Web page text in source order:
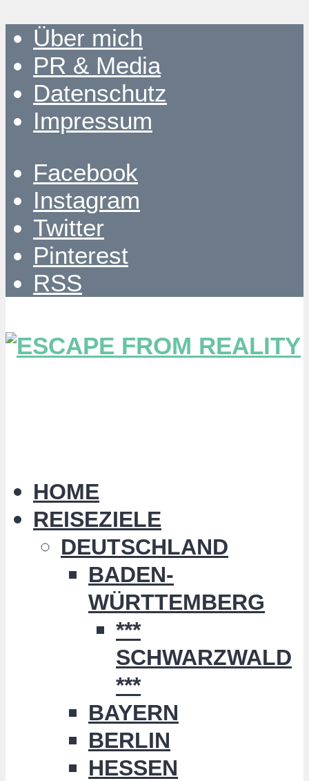
Über mich
PR & Media
Datenschutz
Impressum
Facebook
Instagram
Twitter
Pinterest
RSS
HOME
REISEZIELE
DEUTSCHLAND
BADEN-
WÜRTTEMBERG
***
SCHWARZWALD
***
BAYERN
BERLIN
HESSEN